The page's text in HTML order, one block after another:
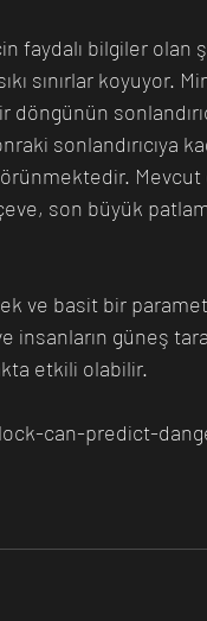
faydalı bilgiler
sınırlar koyuyor.
sonlandırıcıya
Mevcut
son büyük
ve basit bir
güneş
etkili olabilir.
can-predict-